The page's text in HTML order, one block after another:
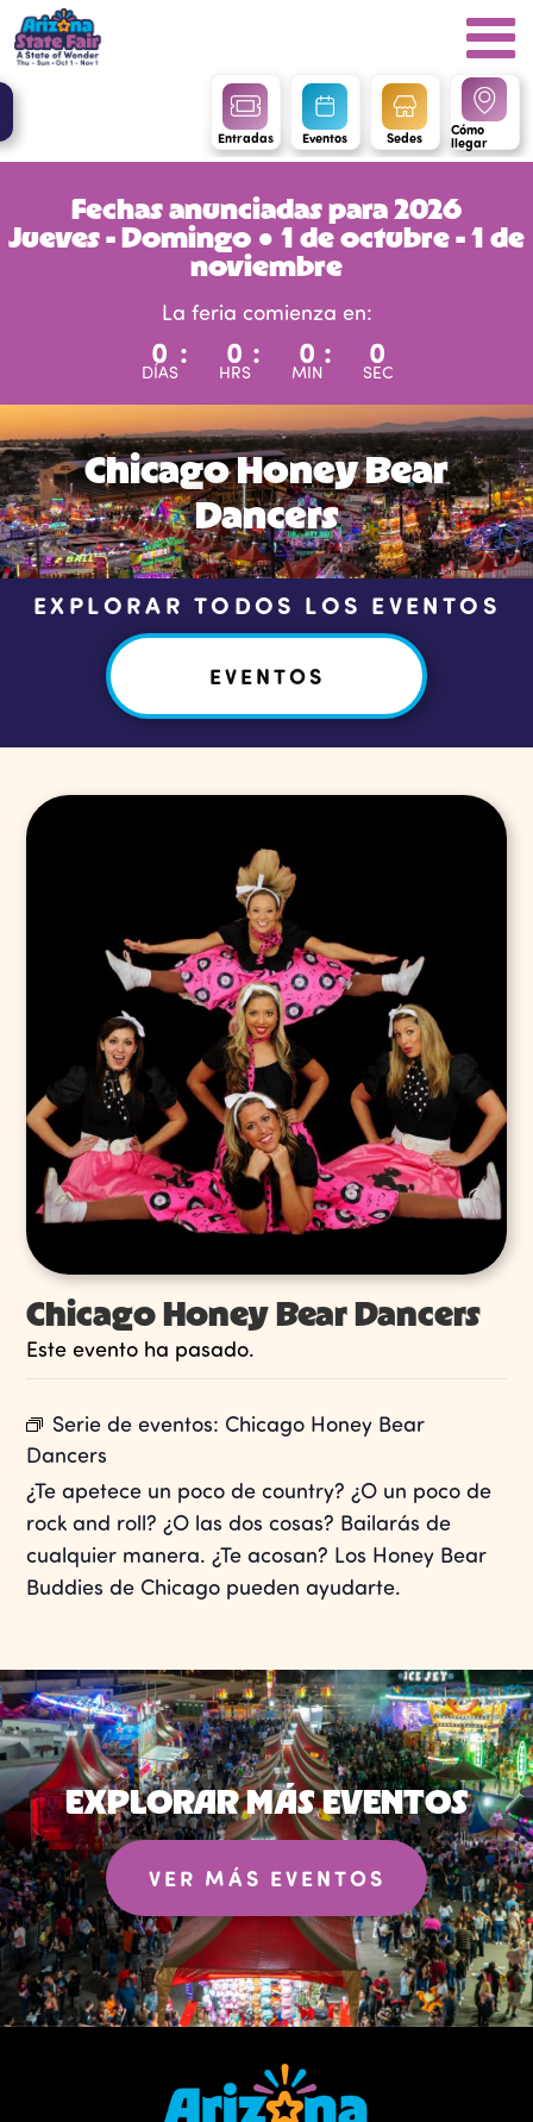
Entradas Eventos Sedes Cómo
llegar
Fechas anunciadas para 2026
Jueves - Domingo ● 1 de octubre - 1 de
noviembre
La feria comienza en:
0
DÍAS
: 0
HRS
: 0
MIN
: 0
SEC
Chicago Honey Bear
Dancers
EXPLORAR TODOS LOS EVENTOS
EVENTOS
Chicago Honey Bear Dancers
Este evento ha pasado.
Serie de eventos: Chicago Honey Bear
Dancers
¿Te apetece un poco de country? ¿O un poco de
rock and roll? ¿O las dos cosas? Bailarás de
cualquier manera. ¿Te acosan? Los Honey Bear
Buddies de Chicago pueden ayudarte.
EXPLORAR MÁS EVENTOS
VER MÁS EVENTOS